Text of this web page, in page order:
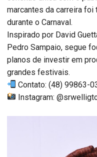
marcantes da carreira
durante o Carnaval.
Inspirado por David
Pedro Sampaio, segue
planos de investir em
grandes festivais.
Contato: (48) 99863-
Instagram: